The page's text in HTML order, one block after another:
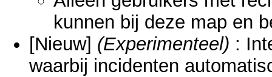
kunnen bij deze map en
[Nieuw] (Experimenteel) :
waarbij incidenten